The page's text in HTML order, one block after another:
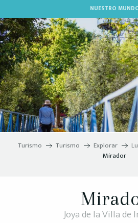
au
contenu
principal
NUESTRO
Turismo Turismo Explorar
Mirador
Joya de la Villa de